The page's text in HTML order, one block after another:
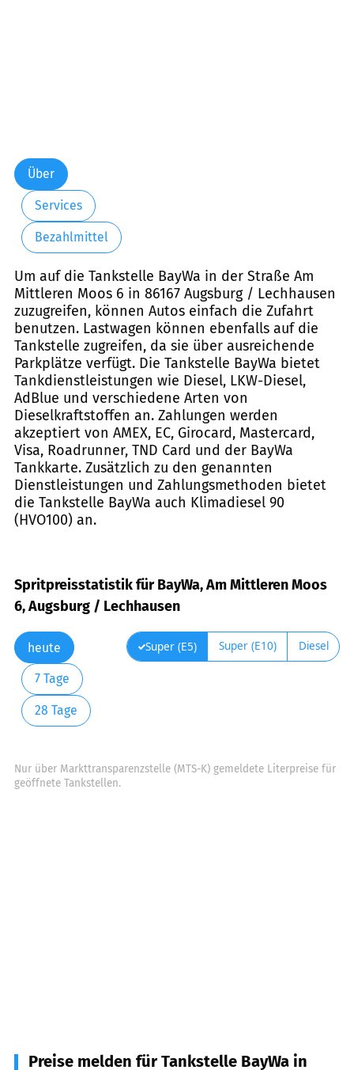
Über
Services
Bezahlmittel
Um auf die Tankstelle BayWa in der Straße Am
Mittleren Moos 6 in 86167 Augsburg / Lechhausen
zuzugreifen, können Autos einfach die Zufahrt
benutzen. Lastwagen können ebenfalls auf die
Tankstelle zugreifen, da sie über ausreichende
Parkplätze verfügt. Die Tankstelle BayWa bietet
Tankdienstleistungen wie Diesel, LKW-Diesel,
AdBlue und verschiedene Arten von
Dieselkraftstoffen an. Zahlungen werden
akzeptiert von AMEX, EC, Girocard, Mastercard,
Visa, Roadrunner, TND Card und der BayWa
Tankkarte. Zusätzlich zu den genannten
Dienstleistungen und Zahlungsmethoden bietet
die Tankstelle BayWa auch Klimadiesel 90
(HVO100) an.
Spritpreisstatistik für BayWa, Am Mittleren Moos
6, Augsburg / Lechhausen
heute
7 Tage
28 Tage
Super (E5) Super (E10) Diesel
Nur über Markttransparenzstelle (MTS-K) gemeldete Literpreise für
geöffnete Tankstellen.
Preise melden für Tankstelle BayWa in